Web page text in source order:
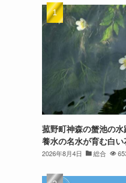
菰野町神森の蟹池の
養水の名水が育む白
2026年8月4日 総合